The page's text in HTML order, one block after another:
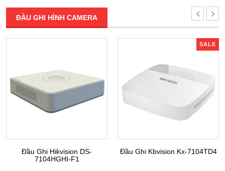
ĐẦU GHI HÌNH CAMERA
Đầu Ghi Hikvision DS-
7104HGHI-F1
SALE
Đầu Ghi Kbvision Kx-7104TD4